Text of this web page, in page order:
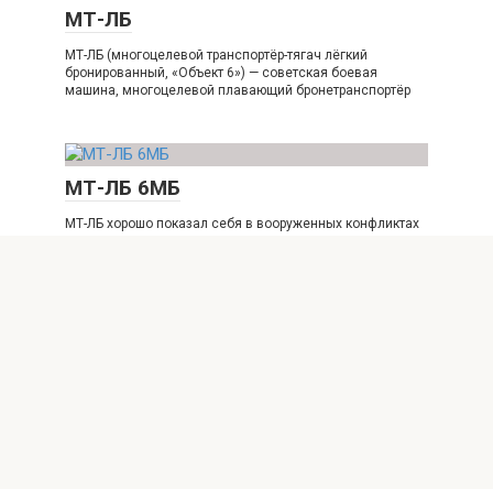
МТ-ЛБ
МТ-ЛБ (многоцелевой транспортёр-тягач лёгкий
бронированный, «Объект 6») — советская боевая
машина, многоцелевой плавающий бронетранспортёр
МТ-ЛБ 6МБ
МТ-ЛБ хорошо показал себя в вооруженных конфликтах